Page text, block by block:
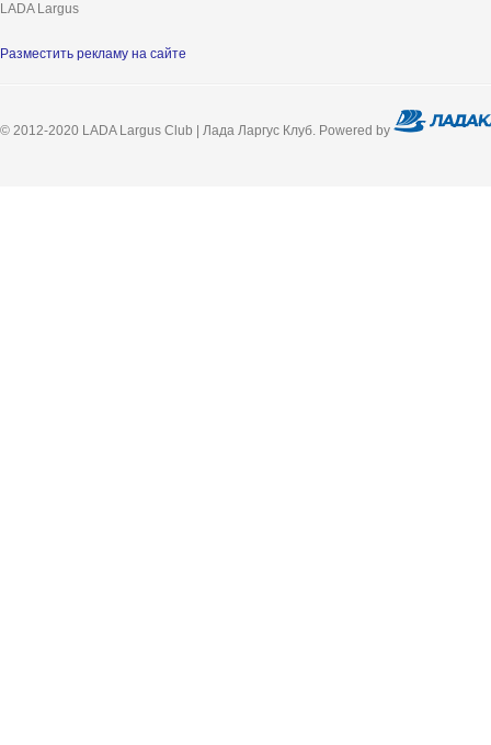
LADA Largus
Разместить рекламу на сайте
© 2012-2020 LADA Largus Club | Лада Ларгус Клуб. Powered by